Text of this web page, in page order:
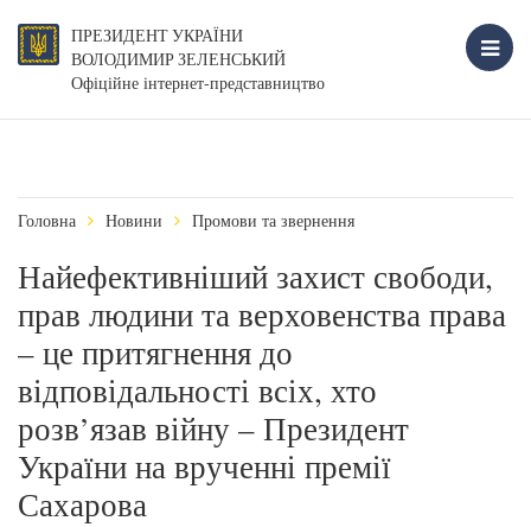
ПРЕЗИДЕНТ УКРАЇНИ
ВОЛОДИМИР ЗЕЛЕНСЬКИЙ
Офіційне інтернет-представництво
Головна Новини Промови та звернення
Найефективніший захист свободи,
прав людини та верховенства права
– це притягнення до
відповідальності всіх, хто
розв’язав війну – Президент
України на врученні премії
Сахарова